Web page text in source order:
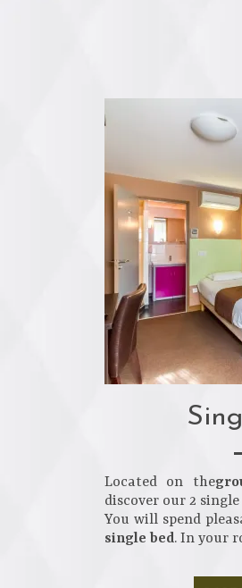
Located on the
discover our 2 single
You will spend
single bed. In your